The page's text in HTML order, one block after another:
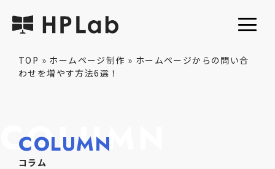
TOP » ホームページ制作 » ホームページからの問い合
わせを増やす方法6選！
COLUMN
COLUMN
コラム